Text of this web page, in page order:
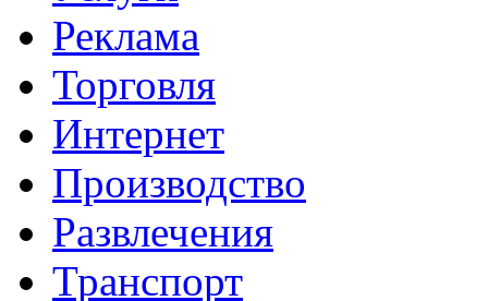
Реклама
Торговля
Интернет
Производство
Развлечения
Транспорт